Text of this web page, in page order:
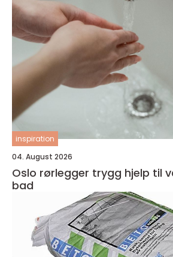
inspiration
04. August 2026
Oslo rørlegger trygg hjelp til vann, varme og
bad